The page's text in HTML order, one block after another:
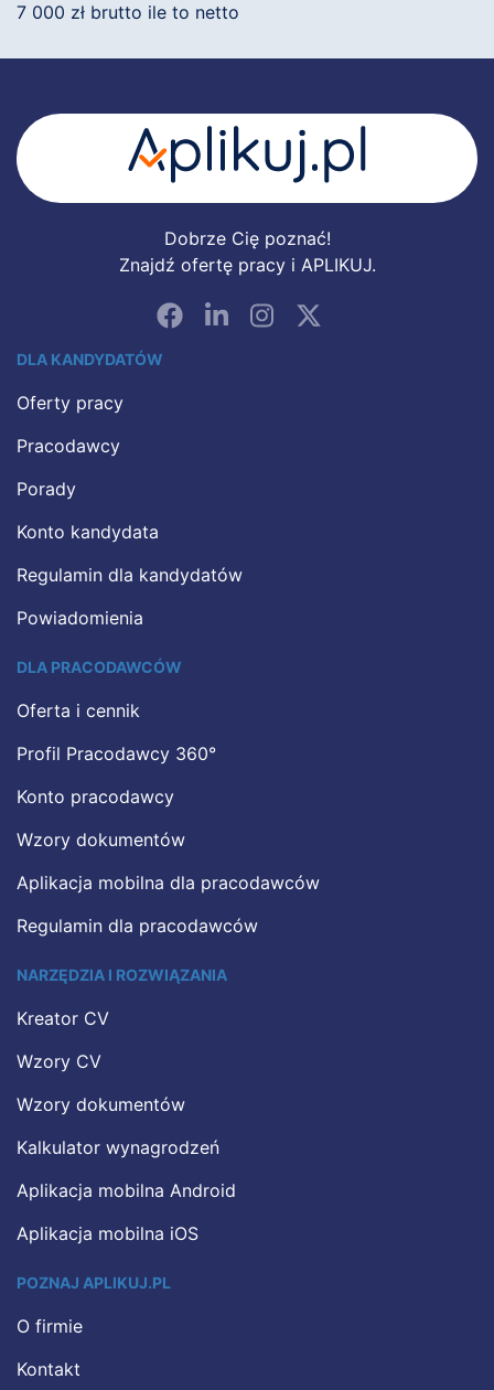
7 000 zł brutto ile to netto
Dobrze Cię poznać!
Znajdź ofertę pracy i APLIKUJ.
DLA KANDYDATÓW
Oferty pracy
Pracodawcy
Porady
Konto kandydata
Regulamin dla kandydatów
Powiadomienia
DLA PRACODAWCÓW
Oferta i cennik
Profil Pracodawcy 360°
Konto pracodawcy
Wzory dokumentów
Aplikacja mobilna dla pracodawców
Regulamin dla pracodawców
NARZĘDZIA I ROZWIĄZANIA
Kreator CV
Wzory CV
Wzory dokumentów
Kalkulator wynagrodzeń
Aplikacja mobilna Android
Aplikacja mobilna iOS
POZNAJ APLIKUJ.PL
O firmie
Kontakt